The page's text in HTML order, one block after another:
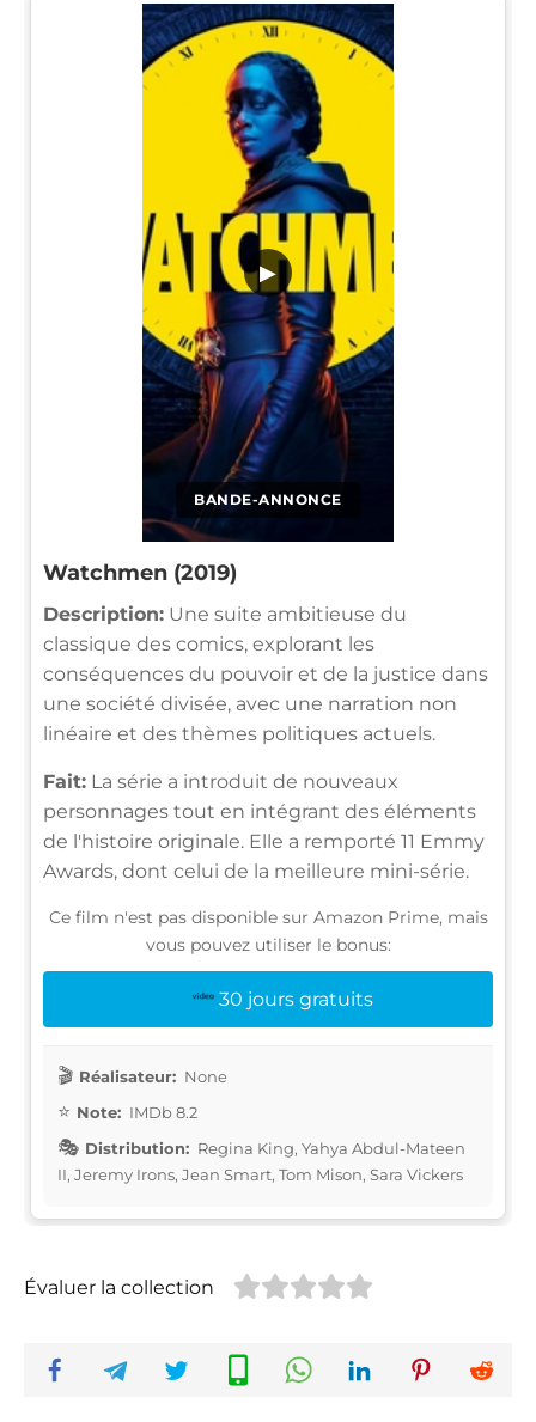
BANDE-ANNONCE
▶
Watchmen (2019)
Description: Une suite ambitieuse du
classique des comics, explorant les
conséquences du pouvoir et de la justice dans
une société divisée, avec une narration non
linéaire et des thèmes politiques actuels.
Fait: La série a introduit de nouveaux
personnages tout en intégrant des éléments
de l'histoire originale. Elle a remporté 11 Emmy
Awards, dont celui de la meilleure mini-série.
Ce film n'est pas disponible sur Amazon Prime, mais
vous pouvez utiliser le bonus:
30 jours gratuits
Réalisateur: None
Note: IMDb 8.2
Distribution: Regina King, Yahya Abdul-Mateen
II, Jeremy Irons, Jean Smart, Tom Mison, Sara Vickers
Évaluer la collection